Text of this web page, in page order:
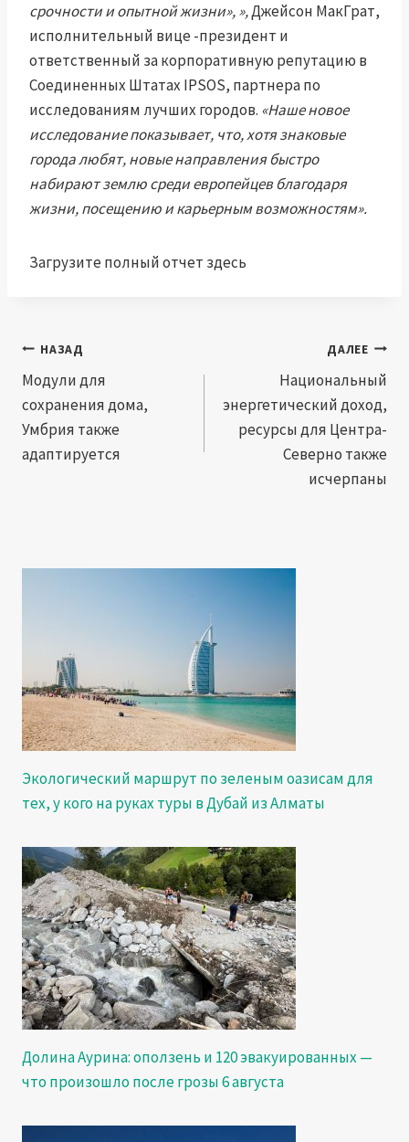
срочности и опытной жизни», »,Джейсон МакГрат,
исполнительный вице -президент и
ответственный за корпоративную репутацию в
Соединенных Штатах IPSOS, партнера по
исследованиям лучших городов. «Наше новое
исследование показывает, что, хотя знаковые
города любят, новые направления быстро
набирают землю среди европейцев благодаря
жизни, посещению и карьерным возможностям».
Загрузите полный отчет здесь
Навигация
по
записям
НАЗАД
Модули для
сохранения дома,
Умбрия также
адаптируется
ДАЛЕЕ
Национальный
энергетический доход,
ресурсы для Центра-
Северно также
исчерпаны
Экологический маршрут по зеленым оазисам для
тех, у кого на руках туры в Дубай из Алматы
Долина Аурина: оползень и 120 эвакуированных —
что произошло после грозы 6 августа